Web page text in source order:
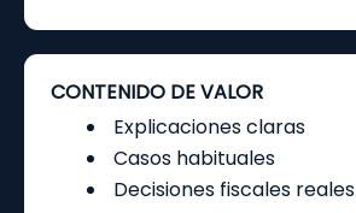
CONTENIDO DE VALOR​
Explicaciones claras
Casos habituales
Decisiones fiscales reales